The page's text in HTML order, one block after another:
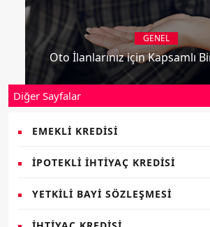
GENEL
Oto İlanlarınız için Kapsamlı
Diğer Sayfalar
EMEKLI KREDISI
İPOTEKLI İHTIYAÇ KREDISI
YETKILI BAYI SÖZLEŞMESI